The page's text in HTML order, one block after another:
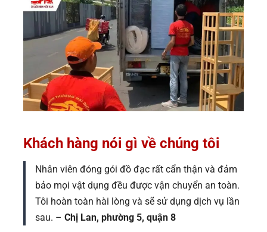
Khách hàng nói gì về chúng tôi
Nhân viên đóng gói đồ đạc rất cẩn thận và đảm
bảo mọi vật dụng đều được vận chuyển an toàn.
Tôi hoàn toàn hài lòng và sẽ sử dụng dịch vụ lần
sau. – Chị Lan, phường 5, quận 8